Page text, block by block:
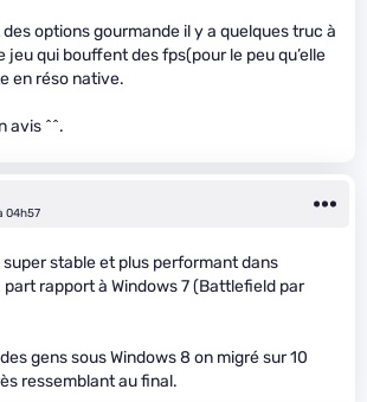
options gourmande il y a quelques truc à
jeu qui bouffent des fps(pour le peu qu’elle
en réso native.
avis ^^.
04h57
super stable et plus performant dans
rapport à Windows 7 (Battlefield par
gens sous Windows 8 on migré sur 10
ressemblant au final.